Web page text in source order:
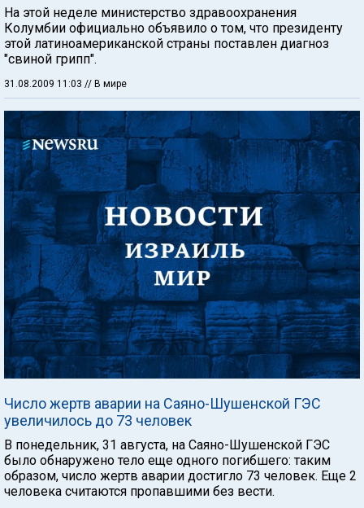
На этой неделе министерство здравоохранения
Колумбии официально объявило о том, что президенту
этой латиноамериканской страны поставлен диагноз
"свиной грипп".
31.08.2009 11:03 // В мире
Число жертв аварии на Саяно-Шушенской ГЭС
увеличилось до 73 человек
В понедельник, 31 августа, на Саяно-Шушенской ГЭС
было обнаружено тело еще одного погибшего: таким
образом, число жертв аварии достигло 73 человек. Еще 2
человека считаются пропавшими без вести.